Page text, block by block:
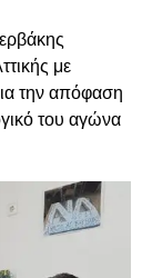
με
την απόφαση
του αγώνα